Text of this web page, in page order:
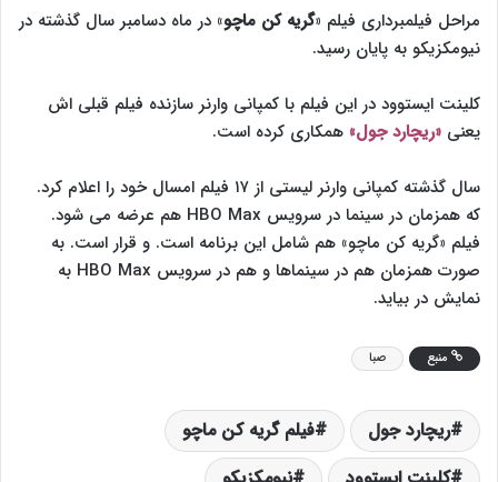
مراحل فیلمبرداری فیلم «گریه کن ماچو» در ماه دسامبر سال گذشته در
نیومکزیکو به پایان رسید.
کلینت ایستوود در این فیلم با کمپانی وارنر سازنده فیلم قبلی اش
یعنی «ریچارد جول» همکاری کرده است.
سال گذشته کمپانی وارنر لیستی از ۱۷ فیلم امسال خود را اعلام کرد.
که همزمان در سینما در سرویس HBO Max هم عرضه می شود.
فیلم «گریه کن ماچو» هم شامل این برنامه است. و قرار است. به
صورت همزمان هم در سینماها و هم در سرویس HBO Max به
نمایش در بیاید.
منبع صبا
ریچارد جول
فیلم گریه کن ماچو